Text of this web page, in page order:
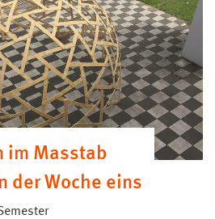
im Masstab
der Woche eins